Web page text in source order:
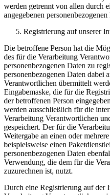
werden getrennt von allen durch
angegebenen
Registrierung auf unserer
Die betroffene Person hat die
des für die Verarbeitung
personenbezogenen Daten zu
personenbezogenen Daten dabei
Verantwortlichen übermittelt
Eingabemaske, die für die
der betroffenen Person
werden ausschließlich für die
Verarbeitung Verantwortlichen
gespeichert. Der für die
Weitergabe an einen oder
beispielsweise einen
personenbezogenen Daten
Verwendung, die dem für die
zuzurechnen ist, nutzt.
Durch eine Registrierung auf der